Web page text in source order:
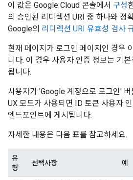
이 값은 Google Cloud 콘솔에서 구성
의 승인된 리디렉션 URI 중 하나와 정
Google의 리디렉션 URI 유효성 검사
현재 페이지가 로그인 페이지인 경우
니다. 이 경우 사용자 인증 정보는 기
됩니다.
사용자가 'Google 계정으로 로그인'
UX 모드가 사용되면 ID 토큰 사용자
엔드포인트에 게시됩니다.
자세한 내용은 다음 표를 참고하세요.
유
형
선택사항 예